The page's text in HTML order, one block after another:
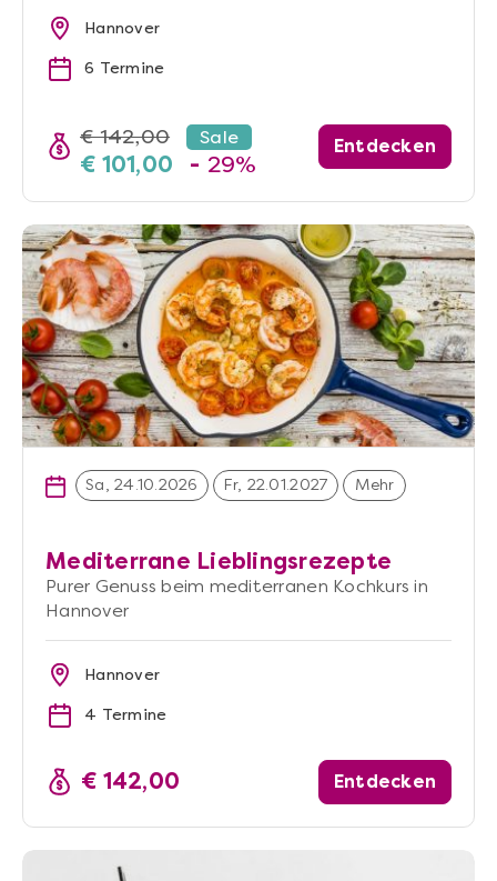
Hannover
6 Termine
€ 142,00 Sale
€ 101,00 - 29%
Entdecken
Sa, 24.10.2026 Fr, 22.01.2027 Mehr
Mediterrane Lieblingsrezepte
Purer Genuss beim mediterranen Kochkurs in
Hannover
Hannover
4 Termine
€ 142,00 Entdecken